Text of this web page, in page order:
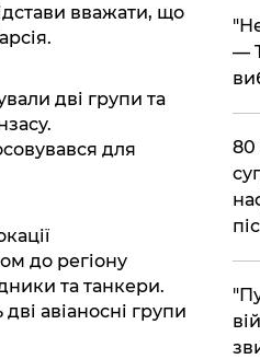
вважати, що
дві групи та
для
до регіону
та танкери.
авіаносні групи
—
​80